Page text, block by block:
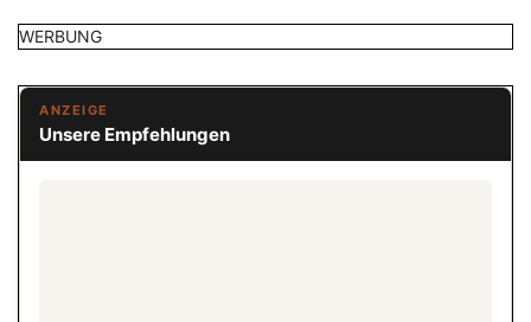
WERBUNG
ANZEIGE
Unsere Empfehlungen